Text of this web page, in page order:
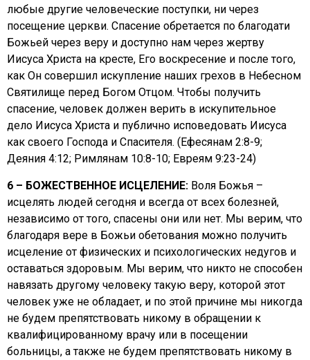
любые другие человеческие поступки, ни через
посещение церкви. Спасение обретается по благодати
Божьей через веру и доступно нам через жертву
Иисуса Христа на кресте, Его воскресение и после того,
как Он совершил искупление наших грехов в Небесном
Святилище перед Богом Отцом. Чтобы получить
спасение, человек должен верить в искупительное
дело Иисуса Христа и публично исповедовать Иисуса
как своего Господа и Спасителя. (Ефесянам 2:8-9;
Деяния 4:12; Римлянам 10:8-10; Евреям 9:23-24)
6 – БОЖЕСТВЕННОЕ ИСЦЕЛЕНИЕ: Воля Божья –
исцелять людей сегодня и всегда от всех болезней,
независимо от того, спасены они или нет. Мы верим, что
благодаря вере в Божьи обетования можно получить
исцеление от физических и психологических недугов и
оставаться здоровым. Мы верим, что никто не способен
навязать другому человеку такую ​​веру, которой этот
человек уже не обладает, и по этой причине мы никогда
не будем препятствовать никому в обращении к
квалифицированному врачу или в посещении
больницы, а также не будем препятствовать никому в